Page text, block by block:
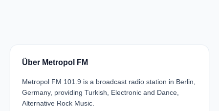
Über Metropol FM
Metropol FM 101.9 is a broadcast radio station in Berlin,
Germany, providing Turkish, Electronic and Dance,
Alternative Rock Music.